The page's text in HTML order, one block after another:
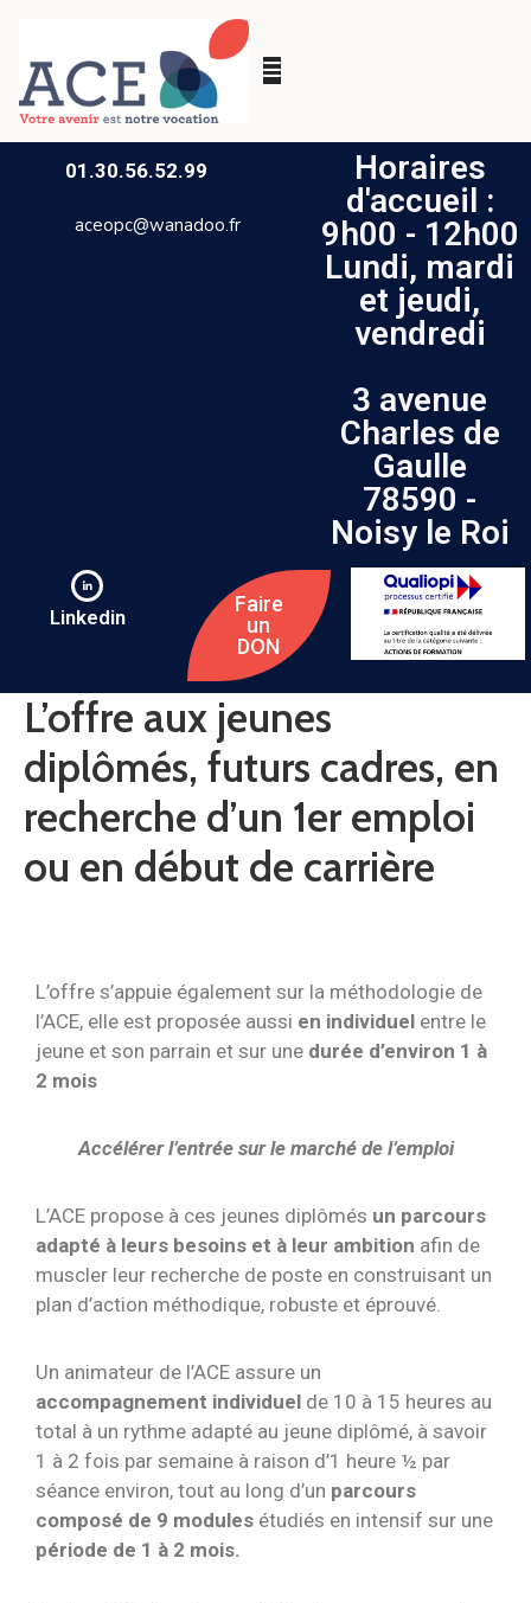
01.30.56.52.99
aceopc@wanadoo.fr
Horaires
d'accueil :
9h00 - 12h00
Lundi, mardi
et jeudi,
vendredi
3 avenue
Charles de
Gaulle
78590 -
Noisy le Roi
Linkedin
Faire
un
DON
L’offre aux jeunes
diplômés, futurs cadres, en
recherche d’un 1er emploi
ou en début de carrière
L’offre s’appuie également sur la méthodologie de
l’ACE, elle est proposée aussi en individuel entre le
jeune et son parrain et sur une durée d’environ 1 à
2 mois
Accélérer l’entrée sur le marché de l’emploi
L’ACE propose à ces jeunes diplômés un parcours
adapté à leurs besoins et à leur ambition afin de
muscler leur recherche de poste en construisant un
plan d’action méthodique, robuste et éprouvé.
Un animateur de l’ACE assure un
accompagnement individuel de 10 à 15 heures au
total à un rythme adapté au jeune diplômé, à savoir
1 à 2 fois par semaine à raison d’1 heure ½ par
séance environ, tout au long d’un parcours
composé de 9 modules étudiés en intensif sur une
période de 1 à 2 mois.